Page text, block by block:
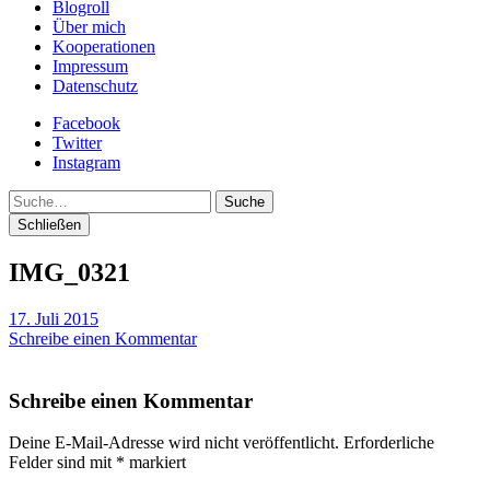
Blogroll
Über mich
Kooperationen
Impressum
Datenschutz
Facebook
Twitter
Instagram
Suche
Schließen
IMG_0321
17. Juli 2015
Schreibe einen Kommentar
Schreibe einen Kommentar
Deine E-Mail-Adresse wird nicht veröffentlicht. Erforderliche
Felder sind mit * markiert